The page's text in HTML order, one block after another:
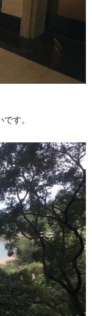
す。